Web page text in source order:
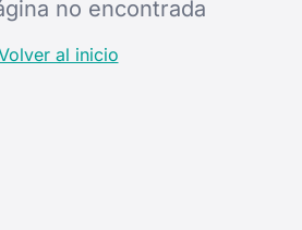
no encontrada
al inicio